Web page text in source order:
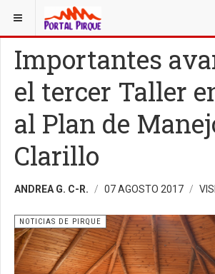
ESTÁ AQUÍ: NOTICIAS
Importantes
el tercer Taller
al Plan de
Clarillo
ANDREA G. C-R. 07 AGOSTO 2017
NOTICIAS DE PIRQUE